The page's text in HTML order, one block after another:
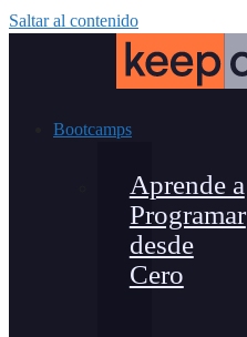
Saltar al contenido
Bootcamps
Aprende a
Programar
desde
Cero